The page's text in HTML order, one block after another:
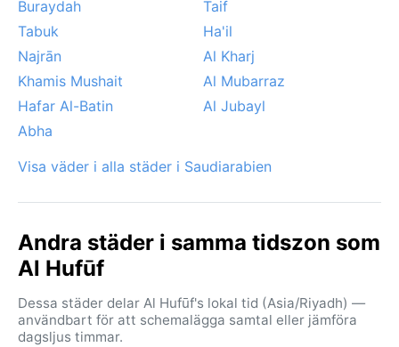
Buraydah
Taif
Tabuk
Ha'il
Najrān
Al Kharj
Khamis Mushait
Al Mubarraz
Hafar Al-Batin
Al Jubayl
Abha
Visa väder i alla städer i Saudiarabien
Andra städer i samma tidszon som
Al Hufūf
Dessa städer delar Al Hufūf's lokal tid (Asia/Riyadh) —
användbart för att schemalägga samtal eller jämföra
dagsljus timmar.